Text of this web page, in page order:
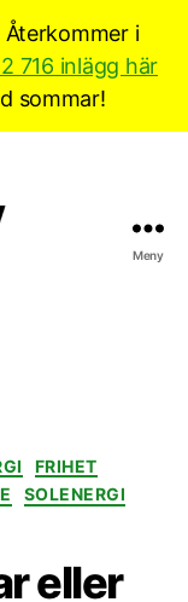
Återkommer i
716 inlägg här
sommar!
Meny
FRIHET
SOLENERGI
eller